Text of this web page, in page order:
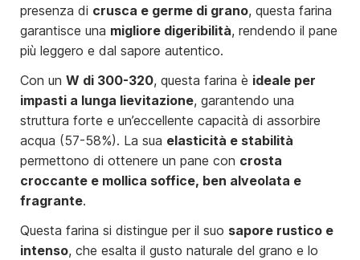
presenza di crusca e germe di grano, questa farina
garantisce una migliore digeribilità, rendendo il pane
più leggero e dal sapore autentico.
Con un W di 300-320, questa farina è ideale per
impasti a lunga lievitazione, garantendo una
struttura forte e un’eccellente capacità di assorbire
acqua (57-58%). La sua elasticità e stabilità
permettono di ottenere un pane con crosta
croccante e mollica soffice, ben alveolata e
fragrante.
Questa farina si distingue per il suo sapore rustico e
intenso, che esalta il gusto naturale del grano e lo